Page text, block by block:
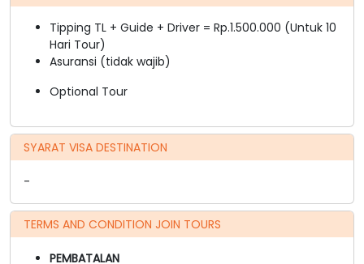
Tipping TL + Guide + Driver = Rp.1.500.000 (Untuk 10
Hari Tour)
Asuransi (tidak wajib)
Optional Tour
SYARAT VISA DESTINATION
-
TERMS AND CONDITION JOIN TOURS
PEMBATALAN